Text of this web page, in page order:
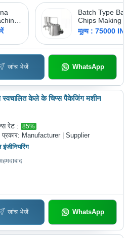
hr
Batch Type
Chips Making
- Stainless
202, 2 HP,
Batch
Energy
Quality
मूल्य : 75000
जांच भेजें WhatsApp
केले के चिप्स पैकेजिंग मशीन
रेट : 85%
प्रकार: Manufacturer | Supplier
जांच भेजें WhatsApp